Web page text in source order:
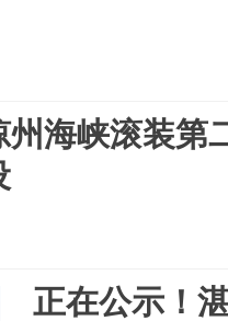
海峡滚装第
正在公示！